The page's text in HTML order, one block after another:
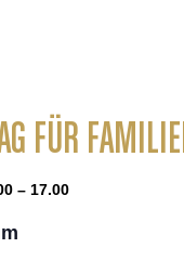
FÜR
– 17.00